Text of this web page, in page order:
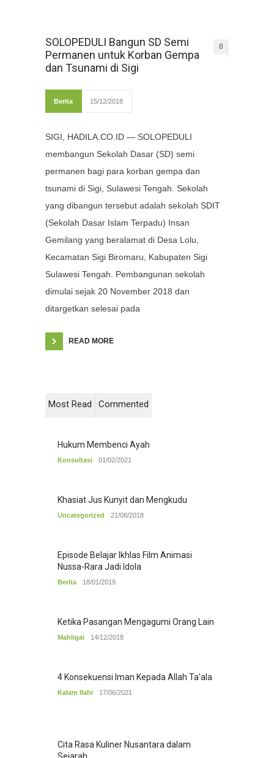
SOLOPEDULI Bangun SD Semi
Permanen untuk Korban Gempa
dan Tsunami di Sigi
0
Berita 15/12/2018
SIGI, HADILA.CO.ID — SOLOPEDULI
membangun Sekolah Dasar (SD) semi
permanen bagi para korban gempa dan
tsunami di Sigi, Sulawesi Tengah. Sekolah
yang dibangun tersebut adalah sekolah SDIT
(Sekolah Dasar Islam Terpadu) Insan
Gemilang yang beralamat di Desa Lolu,
Kecamatan Sigi Biromaru, Kabupaten Sigi
Sulawesi Tengah. Pembangunan sekolah
dimulai sejak 20 November 2018 dan
ditargetkan selesai pada
READ MORE
Most Read Commented
Hukum Membenci Ayah
Konsultasi 01/02/2021
Khasiat Jus Kunyit dan Mengkudu
Uncategorized 21/08/2018
Episode Belajar Ikhlas Film Animasi
Nussa-Rara Jadi Idola
Berita 18/01/2019
Ketika Pasangan Mengagumi Orang Lain
Mahligai 14/12/2018
4 Konsekuensi Iman Kepada Allah Ta’ala
Kalam Ilahi 17/06/2021
Cita Rasa Kuliner Nusantara dalam